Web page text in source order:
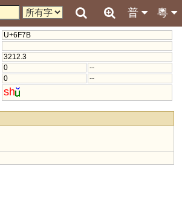
粵
普
U+6F7B
3212.3
0
--
0
--
sh